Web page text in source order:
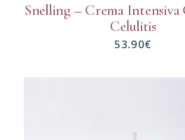
Snelling – Crema
Celulitis
53.90€